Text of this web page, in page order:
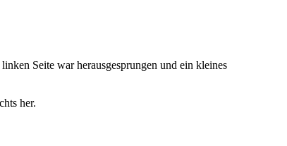
Seite war herausgesprungen und ein kleines
her.